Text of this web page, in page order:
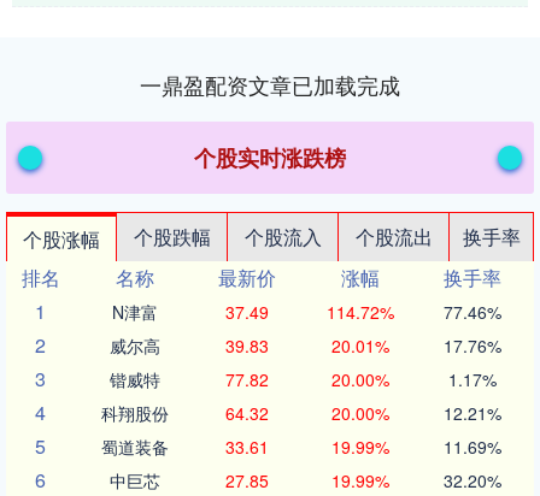
一鼎盈配资文章已加载完成
个股实时涨跌榜
个股涨幅 个股跌幅 个股流入 个股流出
换手率
排名
名称 最新价 涨幅
换手率
1
N津富 37.49 114.72% 77.46%
2 威尔高 39.83 20.01% 17.76%
3 锴威特 77.82 20.00% 1.17%
4 科翔股份 64.32 20.00% 12.21%
5 蜀道装备 33.61 19.99% 11.69%
6 中巨芯 27.85 19.99% 32.20%